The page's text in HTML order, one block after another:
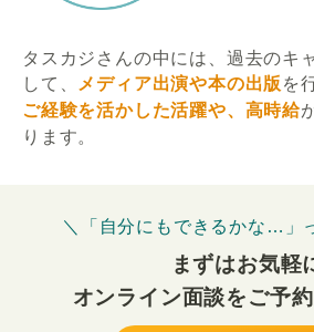
タスカジさんの中には、過去のキ
して、
メディア出演や本の出版 を
ご経験を活かした活躍や、高時給
ります。
＼「自分にもできるかな…」
まずはお気軽
オンライン面談をご予